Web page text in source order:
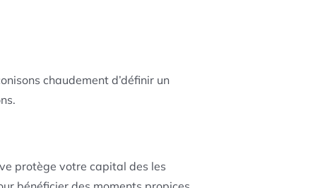
chaudement d’définir un
protège votre capital des les